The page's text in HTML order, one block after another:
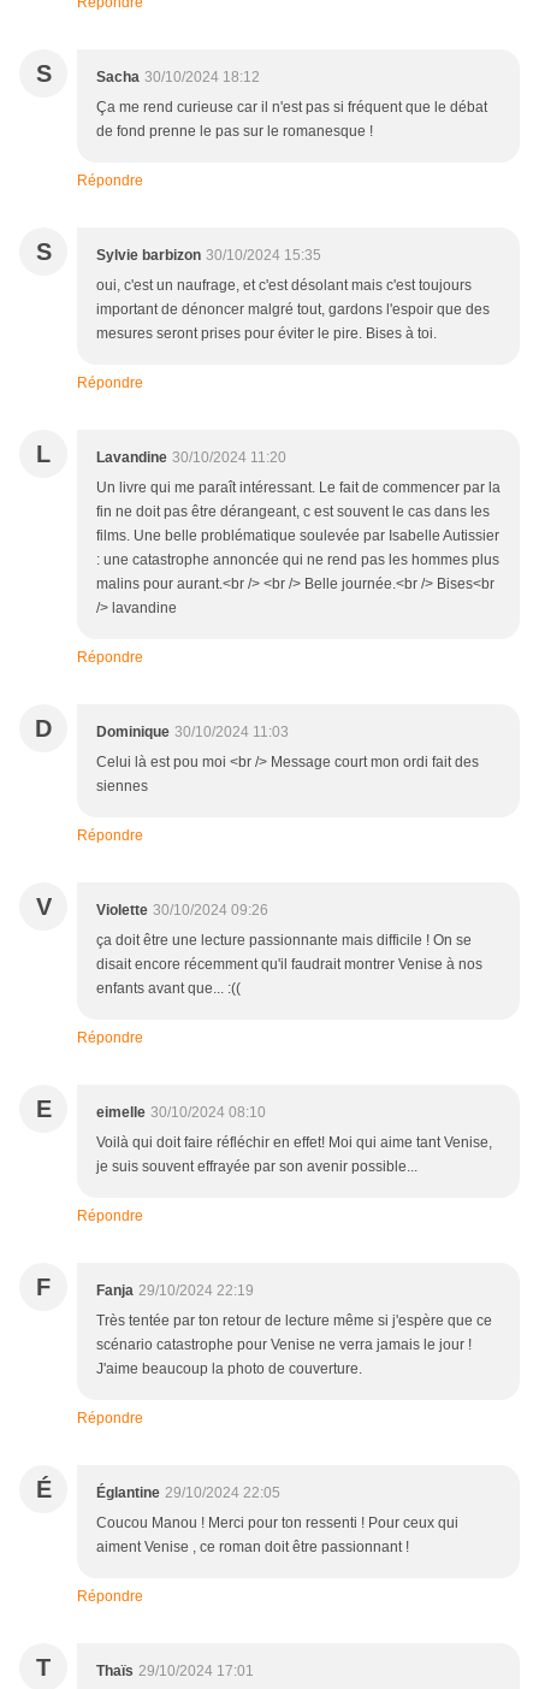
S Sacha 30/10/2024 18:12
Ça me rend curieuse car il n'est pas si fréquent que le débat
de fond prenne le pas sur le romanesque !
Répondre
S Sylvie barbizon 30/10/2024 15:35
oui, c'est un naufrage, et c'est désolant mais c'est toujours
important de dénoncer malgré tout, gardons l'espoir que des
mesures seront prises pour éviter le pire. Bises à toi.
Répondre
L Lavandine 30/10/2024 11:20
Un livre qui me paraît intéressant. Le fait de commencer par la
fin ne doit pas être dérangeant, c est souvent le cas dans les
films. Une belle problématique soulevée par Isabelle Autissier
: une catastrophe annoncée qui ne rend pas les hommes plus
malins pour aurant.<br /> <br /> Belle journée.<br /> Bises<br
/> lavandine
Répondre
D Dominique 30/10/2024 11:03
Celui là est pou moi <br /> Message court mon ordi fait des
siennes
Répondre
V Violette 30/10/2024 09:26
ça doit être une lecture passionnante mais difficile ! On se
disait encore récemment qu'il faudrait montrer Venise à nos
enfants avant que... :((
Répondre
E eimelle 30/10/2024 08:10
Voilà qui doit faire réfléchir en effet! Moi qui aime tant Venise,
je suis souvent effrayée par son avenir possible...
Répondre
F Fanja 29/10/2024 22:19
Très tentée par ton retour de lecture même si j'espère que ce
scénario catastrophe pour Venise ne verra jamais le jour !
J'aime beaucoup la photo de couverture.
Répondre
É Églantine 29/10/2024 22:05
Coucou Manou ! Merci pour ton ressenti ! Pour ceux qui
aiment Venise , ce roman doit être passionnant !
Répondre
T Thaïs 29/10/2024 17:01